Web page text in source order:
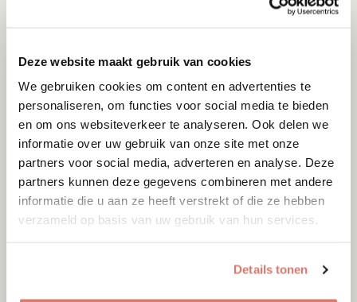
Deze website maakt gebruik van cookies
We gebruiken cookies om content en advertenties te
personaliseren, om functies voor social media te bieden
en om ons websiteverkeer te analyseren. Ook delen we
informatie over uw gebruik van onze site met onze
partners voor social media, adverteren en analyse. Deze
partners kunnen deze gegevens combineren met andere
informatie die u aan ze heeft verstrekt of die ze hebben
verzameld op basis van uw gebruik van hun services.
Details tonen
Adoptie06-08-2026
Jumby